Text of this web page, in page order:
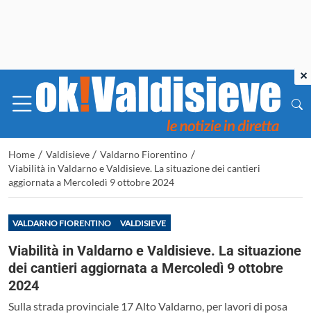
Home / Valdisieve / Valdarno Fiorentino /
Viabilità in Valdarno e Valdisieve. La situazione dei cantieri
aggiornata a Mercoledì 9 ottobre 2024
VALDARNO FIORENTINO VALDISIEVE
Viabilità in Valdarno e Valdisieve. La situazione
dei cantieri aggiornata a Mercoledì 9 ottobre
2024
Sulla strada provinciale 17 Alto Valdarno, per lavori di posa
×